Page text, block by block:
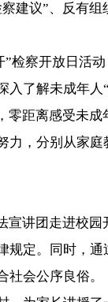
议”、反有组
察开放日活动
了解未成年
零距离感受未
力，分别从家
讲团走进校园
规定。同时，
会公序良俗。